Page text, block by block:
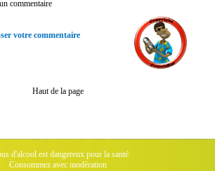
commentaire
votre commentaire
Haut de la page
d'alcool est dangereux pour la santé
Consommez avec modération